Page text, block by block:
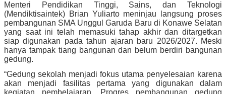
Menteri Pendidikan Tinggi, Sains, dan Teknologi
(Mendiktisaintek) Brian Yuliarto meninjau langsung proses
pembangunan SMA Unggul Garuda Baru di Konawe Selatan
yang saat ini telah memasuki tahap akhir dan ditargetkan
siap digunakan pada tahun ajaran baru 2026/2027. Meski
hanya tampak tiang bangunan dan belum berdiri bangunan
gedung.
“Gedung sekolah menjadi fokus utama penyelesaian karena
akan menjadi fasilitas pertama yang digunakan dalam
kegiatan pembelajaran. Progres pembangunan gedung